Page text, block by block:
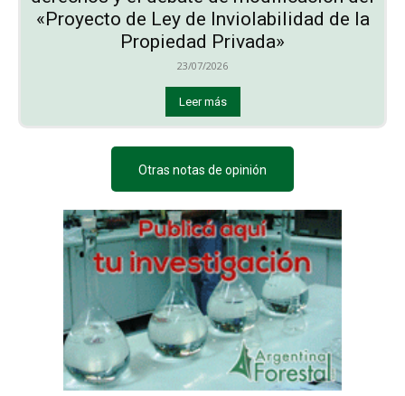
«Proyecto de Ley de Inviolabilidad de la
Propiedad Privada»
23/07/2026
Leer más
Otras notas de opinión